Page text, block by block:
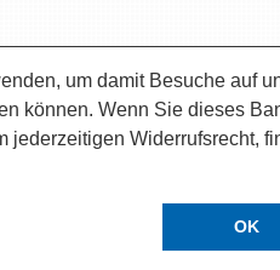
um damit Besuche auf
können. Wenn Sie dieses
jederzeitigen Widerrufsrecht,
OK
Bad Krozingen | Telefon +49